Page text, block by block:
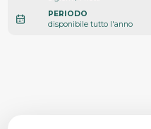
PERIODO
disponibile tutto l'anno